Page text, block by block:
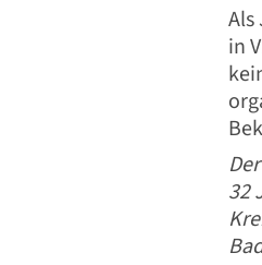
in
32